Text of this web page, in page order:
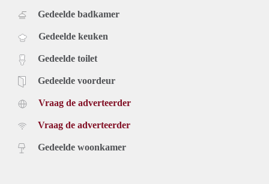
Gedeelde badkamer
Gedeelde keuken
Gedeelde toilet
Gedeelde voordeur
Vraag de adverteerder
Vraag de adverteerder
Gedeelde woonkamer